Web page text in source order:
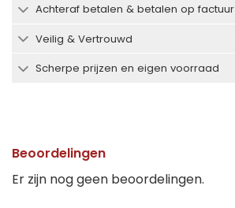
Achteraf betalen & betalen op factuur
Veilig & Vertrouwd
Scherpe prijzen en eigen voorraad
Beoordelingen
Er zijn nog geen beoordelingen.